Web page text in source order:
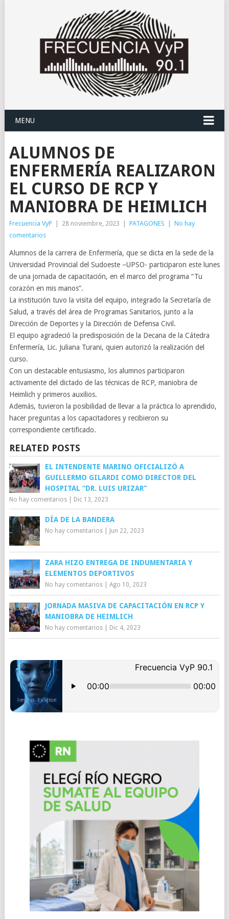
MENU
ALUMNOS DE
ENFERMERÍA REALIZARON
EL CURSO DE RCP Y
MANIOBRA DE HEIMLICH
Frecuencia VyP 28 noviembre, 2023 PATAGONES
No hay
comentarios
Alumnos de la carrera de Enfermería, que se dicta en la sede de la
Universidad Provincial del Sudoeste –UPSO- participaron este lunes
de una jornada de capacitación, en el marco del programa “Tu
corazón en mis manos”.
La institución tuvo la visita del equipo, integrado la Secretaría de
Salud, a través del área de Programas Sanitarios, junto a la
Dirección de Deportes y la Dirección de Defensa Civil.
El equipo agradeció la predisposición de la Decana de la Cátedra
Enfermería, Lic. Juliana Turani, quien autorizó la realización del
curso.
Con un destacable entusiasmo, los alumnos participaron
activamente del dictado de las técnicas de RCP, maniobra de
Heimlich y primeros auxilios.
Además, tuvieron la posibilidad de llevar a la práctica lo aprendido,
hacer preguntas a los capacitadores y recibieron su
correspondiente certificado.
RELATED POSTS
EL INTENDENTE MARINO OFICIALIZÓ A
GUILLERMO GILARDI COMO DIRECTOR DEL
HOSPITAL “DR. LUIS URIZAR”
No hay comentarios| Dic 13, 2023
DÍA DE LA BANDERA
No hay comentarios| Jun 22, 2023
ZARA HIZO ENTREGA DE INDUMENTARIA Y
ELEMENTOS DEPORTIVOS
No hay comentarios| Ago 10, 2023
JORNADA MASIVA DE CAPACITACIÓN EN RCP Y
MANIOBRA DE HEIMLICH
No hay comentarios| Dic 4, 2023